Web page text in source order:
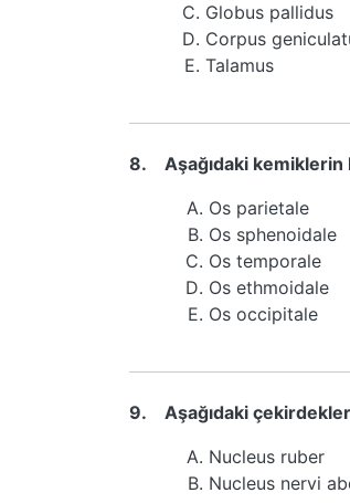
Globus pallidus
Corpus
Talamus
8.
Aşağıdaki
Os parietale
Os sphenoidale
Os temporale
Os ethmoidale
Os occipitale
9. Aşağıdaki
Nucleus ruber
Nucleus nervi